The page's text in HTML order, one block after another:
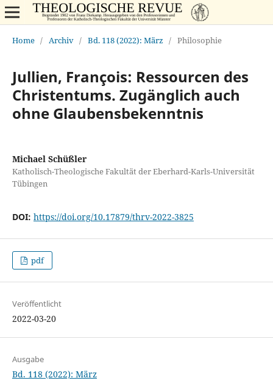
Home / Archiv / Bd. 118 (2022): März / Philosophie
Jullien, François: Ressourcen des
Christentums. Zugänglich auch
ohne Glaubensbekenntnis
Michael Schüßler
Katholisch-Theologische Fakultät der Eberhard-Karls-Universität
Tübingen
DOI: https://doi.org/10.17879/thrv-2022-3825
pdf
Veröffentlicht
2022-03-20
Ausgabe
Bd. 118 (2022): März